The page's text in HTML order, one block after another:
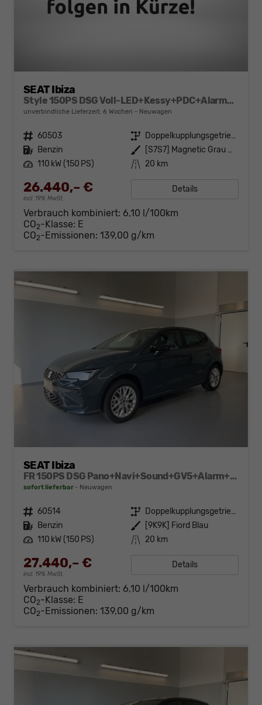
SEAT Ibiza
Style 150PS DSG Voll-LED+Kessy+PDC+Alarm+Navi+Pano+Sound+Kamera+GV5
unverbindliche Lieferzeit: 6 Wochen Neuwagen
Fahrzeugnr. 60503 Getriebe
Doppelkupplungsgetriebe (DSG)
Kraftstoff Benzin Außenfarbe
[S7S7] Magnetic Grau Metallic
Leistung 110 kW (150 PS) Kilometerstand 20 km
26.440,– €
incl. 19% MwSt.
Details
Verbrauch kombiniert: 6,10 l/100km
CO2-Klasse: E
CO2-Emissionen: 139,00 g/km
SEAT Ibiza
FR 150PS DSG Pano+Navi+Sound+GV5+Alarm+Kessy+Voll-LED+Sitzheizung
sofort lieferbar Neuwagen
Fahrzeugnr. 60514 Getriebe
Doppelkupplungsgetriebe (DSG)
Kraftstoff Benzin Außenfarbe
[9K9K] Fiord Blau
Leistung 110 kW (150 PS) Kilometerstand 20 km
27.440,– €
incl. 19% MwSt.
Details
Verbrauch kombiniert: 6,10 l/100km
CO2-Klasse: E
CO2-Emissionen: 139,00 g/km